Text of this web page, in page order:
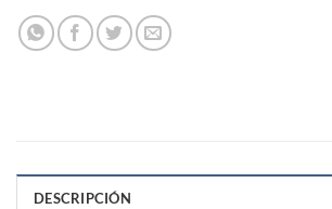
DESCRIPCIÓN